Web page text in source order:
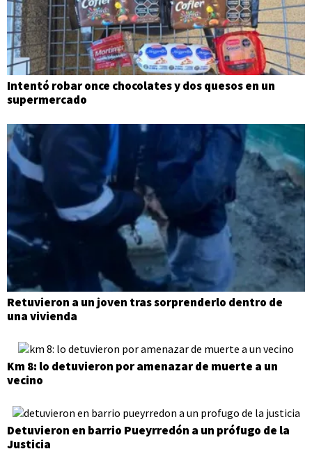
Intentó robar once chocolates y dos quesos en un
supermercado
Retuvieron a un joven tras sorprenderlo dentro de
una vivienda
Km 8: lo detuvieron por amenazar de muerte a un
vecino
Detuvieron en barrio Pueyrredón a un prófugo de la
Justicia